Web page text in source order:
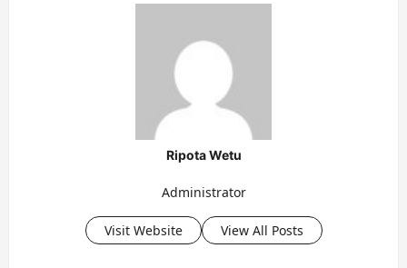
Ripota Wetu
Administrator
Visit Website View All Posts